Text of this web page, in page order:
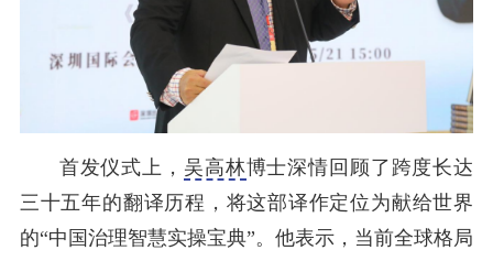
首发仪式上， 吴高林博士深情回顾了跨度长达
三十五年的翻译历程，将这部译作定位为献给世界
的“中国治理智慧实操宝典”。他表示，当前全球格局